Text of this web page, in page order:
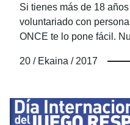
Si tienes más de 18
voluntariado con
ONCE te lo pone fácil.
personas que forman
20 / Ekaina / 2017